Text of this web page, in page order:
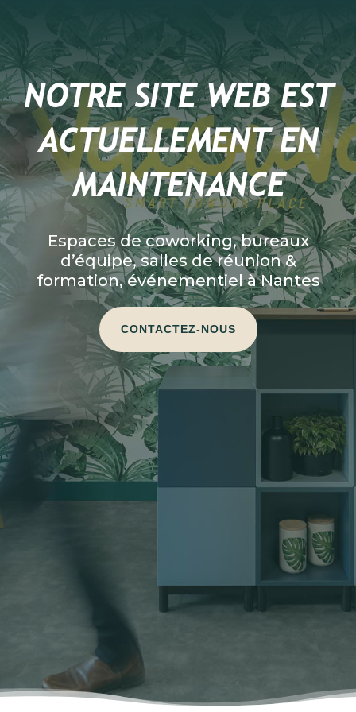
NOTRE SITE WEB EST
ACTUELLEMENT EN
MAINTENANCE
Espaces de coworking, bureaux
d’équipe, salles de réunion &
formation, événementiel à Nantes
CONTACTEZ-NOUS